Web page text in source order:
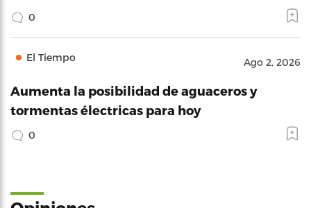
0
El Tiempo Ago 2, 2026
Aumenta la posibilidad de aguaceros y
tormentas électricas para hoy
0